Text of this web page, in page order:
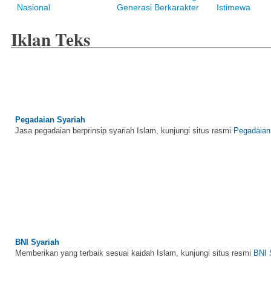
Nasional
Generasi Berkarakter
Istimewa
Iklan Teks
Jasa pegadaian berprinsip syariah Islam, kunjungi situs resmi
Memberikan yang terbaik sesuai kaidah Islam, kunjungi situs resmi